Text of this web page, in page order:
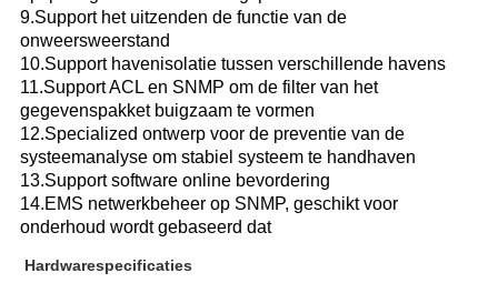
9.Support het uitzenden de functie van de
onweersweerstand
10.Support havenisolatie tussen verschillende havens
11.Support ACL en SNMP om de filter van het
gegevenspakket buigzaam te vormen
12.Specialized ontwerp voor de preventie van de
systeemanalyse om stabiel systeem te handhaven
13.Support software online bevordering
14.EMS netwerkbeheer op SNMP, geschikt voor
onderhoud wordt gebaseerd dat
Hardwarespecificaties